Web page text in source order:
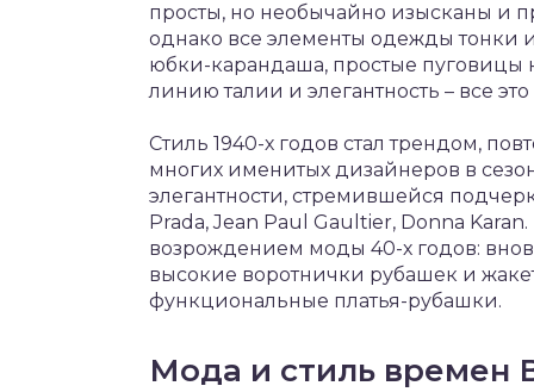
просты, но необычайно изысканы и
однако все элементы одежды тонки
юбки-карандаша, простые
линию талии и элегантность – все
Стиль 1940-х годов стал трендом,
многих именитых дизайнеров в
элегантности, стремившейся
Prada, Jean Paul Gaultier, Donna
возрождением моды 40-х годов:
высокие воротнички рубашек и
функциональные платья-рубашки.
Мода и стиль времен